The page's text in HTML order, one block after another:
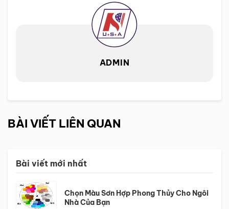
ADMIN
BÀI VIẾT LIÊN QUAN
Bài viết mới nhất
Chọn Màu Sơn Hợp Phong Thủy Cho Ngôi
Nhà Của Bạn